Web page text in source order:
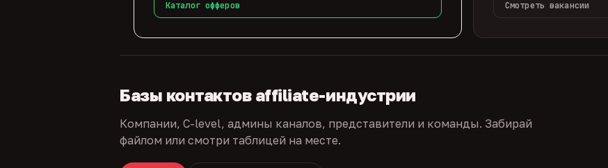
Каталог офферов Смотреть вакансии
Базы контактов affiliate-индустрии
Компании, C-level, админы каналов, представители и команды. Забирай
файлом или смотри таблицей на месте.